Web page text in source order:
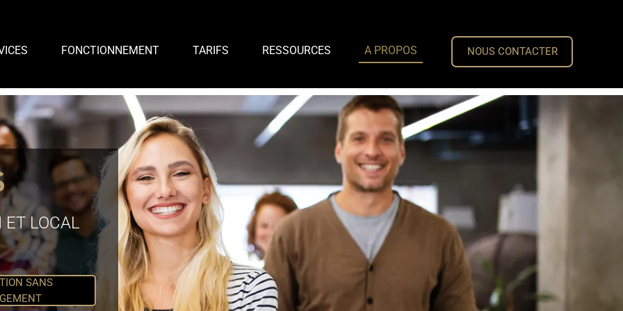
FONCTIONNEMENT TARIFS RESSOURCES A PROPOS NOUS CONTACTER
LOCAL
SANS